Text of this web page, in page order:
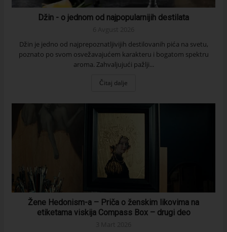
Džin - o jednom od najpopularnijih destilata
Džin je jedno od najprepoznatljivijih destilovanih pića na svetu,
poznato po svom osvežavajućem karakteru i bogatom spektru
aroma. Zahvaljujući pažlji...
Čitaj dalje
Žene Hedonism-a – Priča o ženskim likovima na
etiketama viskija Compass Box – drugi deo